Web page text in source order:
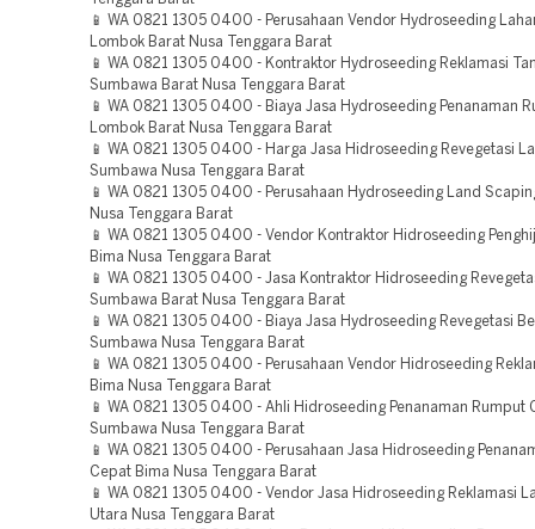
📱 WA 0821 1305 0400 - Perusahaan Vendor Hydroseeding
Lombok Barat Nusa Tenggara Barat
📱 WA 0821 1305 0400 - Kontraktor Hydroseeding Reklamasi
Sumbawa Barat Nusa Tenggara Barat
📱 WA 0821 1305 0400 - Biaya Jasa Hydroseeding Penanaman
Lombok Barat Nusa Tenggara Barat
📱 WA 0821 1305 0400 - Harga Jasa Hidroseeding Revegetasi
Sumbawa Nusa Tenggara Barat
📱 WA 0821 1305 0400 - Perusahaan Hydroseeding Land
Nusa Tenggara Barat
📱 WA 0821 1305 0400 - Vendor Kontraktor Hidroseeding
Bima Nusa Tenggara Barat
📱 WA 0821 1305 0400 - Jasa Kontraktor Hidroseeding
Sumbawa Barat Nusa Tenggara Barat
📱 WA 0821 1305 0400 - Biaya Jasa Hydroseeding Revegetasi
Sumbawa Nusa Tenggara Barat
📱 WA 0821 1305 0400 - Perusahaan Vendor Hidroseeding
Bima Nusa Tenggara Barat
📱 WA 0821 1305 0400 - Ahli Hidroseeding Penanaman Rumput
Sumbawa Nusa Tenggara Barat
📱 WA 0821 1305 0400 - Perusahaan Jasa Hidroseeding
Cepat Bima Nusa Tenggara Barat
📱 WA 0821 1305 0400 - Vendor Jasa Hidroseeding Reklamasi
Utara Nusa Tenggara Barat